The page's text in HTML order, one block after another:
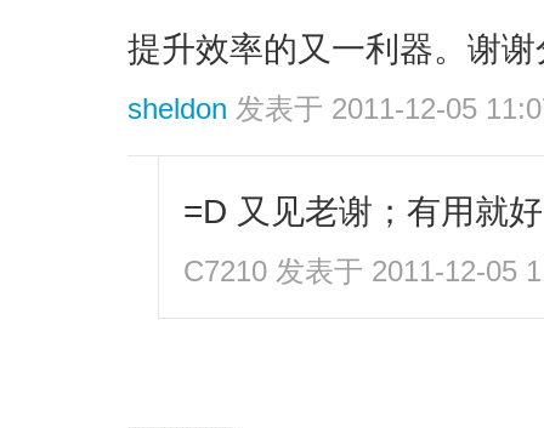
提升效率的又一利器。谢
sheldon 发表于 2011-12-05
=D 又见老谢；有用就
C7210 发表于 2011-12-05